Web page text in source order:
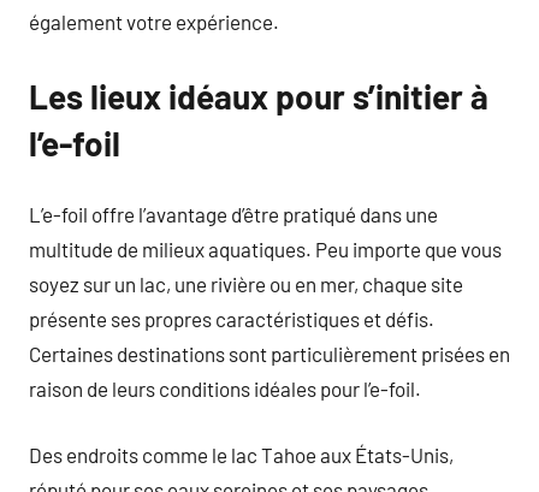
également votre expérience.
Les lieux idéaux pour s’initier à
l’e-foil
L’e-foil offre l’avantage d’être pratiqué dans une
multitude de milieux aquatiques. Peu importe que vous
soyez sur un lac, une rivière ou en mer, chaque site
présente ses propres caractéristiques et défis.
Certaines destinations sont particulièrement prisées en
raison de leurs conditions idéales pour l’e-foil.
Des endroits comme le lac Tahoe aux États-Unis,